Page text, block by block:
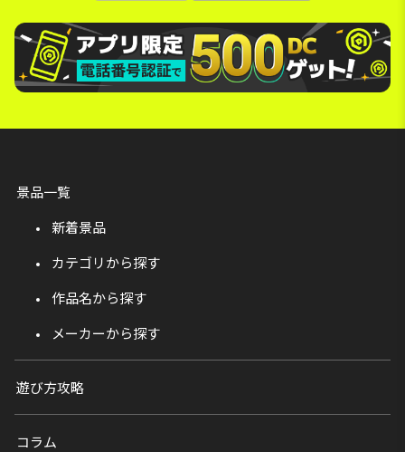
景品一覧
新着景品
カテゴリから探す
作品名から探す
メーカーから探す
遊び方攻略
コラム